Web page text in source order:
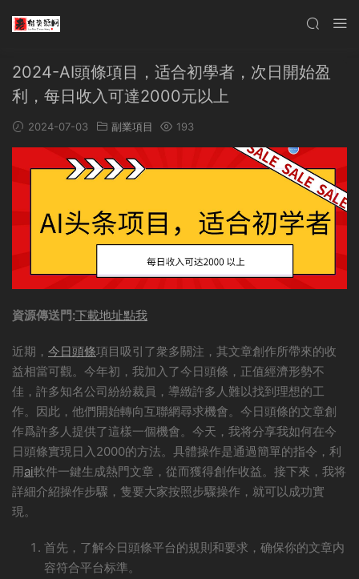
2024-AI頭條項目，适合初學者，次日開始盈
利，每日收入可達2000元以上
2024-07-03 副業項目 193
資源傳送門:下載地址點我
近期， 今日頭條項目吸引了衆多關注，其文章創作所帶來的收
益相當可觀。今年初，我加入了今日頭條，正值經濟形勢不
佳，許多知名公司紛紛裁員，導緻許多人難以找到理想的工
作。因此，他們開始轉向互聯網尋求機會。今日頭條的文章創
作爲許多人提供了這樣一個機會。今天，我将分享我如何在今
日頭條實現日入2000的方法。具體操作是通過簡單的指令，利
用ai軟件一鍵生成熱門文章，從而獲得創作收益。接下來，我将
詳細介紹操作步驟，隻要大家按照步驟操作，就可以成功實
現。
首先，了解今日頭條平台的規則和要求，确保你的文章内
容符合平台标準。